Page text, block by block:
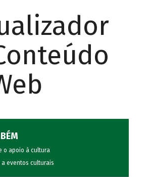
o apoio à cultura
a eventos culturais